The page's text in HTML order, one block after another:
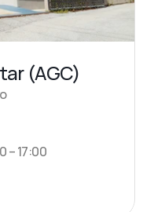
(AGC)
– 17:00